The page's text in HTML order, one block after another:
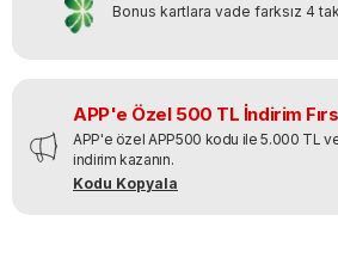
Bonus kartlara vade farksız 4
APP'e Özel 500 TL İndirim
APP'e özel APP500 kodu ile 5.000 TL
indirim kazanın.
Kodu Kopyala